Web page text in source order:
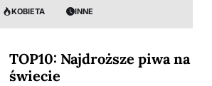
KOBIETA INNE
TOP10: Najdroższe piwa na
świecie